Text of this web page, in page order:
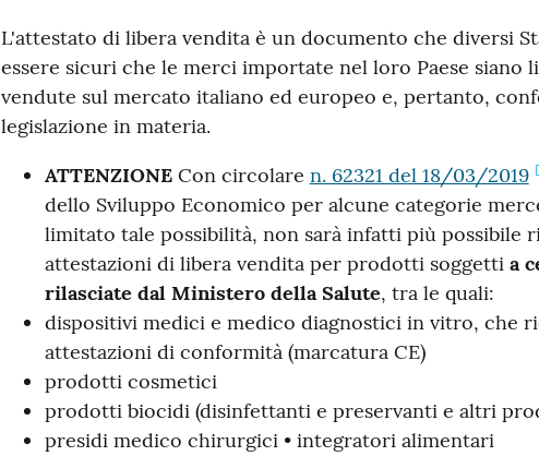
L'attestato di libera vendita è un documento che diversi
essere sicuri che le merci importate nel loro Paese siano
vendute sul mercato italiano ed europeo e, pertanto,
legislazione in materia.
ATTENZIONECon circolare n. 62321 del 18/03/2019
dello Sviluppo Economico per alcune categorie
limitato tale possibilità, non sarà infatti più possibile
attestazioni di libera vendita per prodotti soggetti a
rilasciate dal Ministero della Salute, tra le quali:
dispositivi medici e medico diagnostici in vitro, che
attestazioni di conformità (marcatura CE)
prodotti cosmetici
prodotti biocidi (disinfettanti e preservanti e altri
presidi medico chirurgici • integratori alimentari